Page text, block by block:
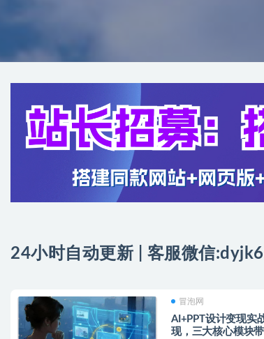
24小时自动更新 | 客服微信:
冒泡网
AI+PPT设计变现实
现，三大核心模块